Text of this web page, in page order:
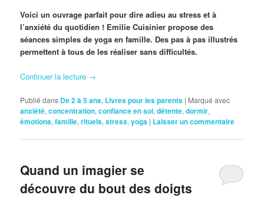
Voici un ouvrage parfait pour dire adieu au stress et à
l’anxiété du quotidien ! Emilie Cuisinier propose des
séances simples de yoga en famille. Des pas à pas illustrés
permettent à tous de les réaliser sans difficultés.
Continuer la lecture →
Publié dans De 2 à 5 ans, Livres pour les parents | Marqué avec
anxiété,concentration,confiance en soi,détente,dormir,
émotions,famille,rituels,stress,yoga | Laisser un commentaire
Quand un imagier se
découvre du bout des doigts